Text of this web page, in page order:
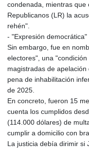
condenada, mientras
Republicanos (LR) la
rehén".
- "Expresión democrática"
Sin embargo, fue en
electores", una
magistradas de
pena de inhabilitación
de 2025.
En concreto, fueron 15
cuenta los cumplidos
(114.000 dólares) de
cumplir a domicilio con
La justicia debía dirimir si